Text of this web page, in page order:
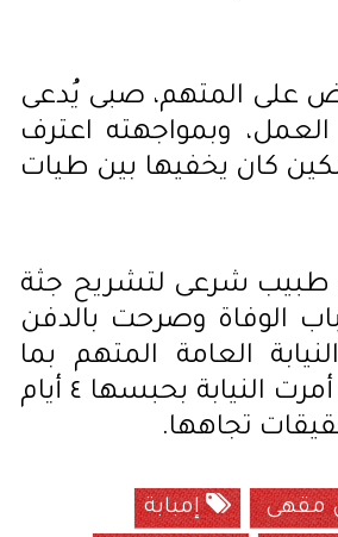
على المتهم، صبى يُدعى
عامًا، عاطل عن العمل، وبمواجهته اعترف
كان يخفيها بين طيات
طبيب شرعى لتشريح جثة
الوفاة وصرحت بالدفن
العامة المتهم بما
أسفرت عن تحريات المباحث أقر بصحتها وعليه أمرت النيابة بحبسها ٤ أيام
تجاهها.
مقهى
إمبابة